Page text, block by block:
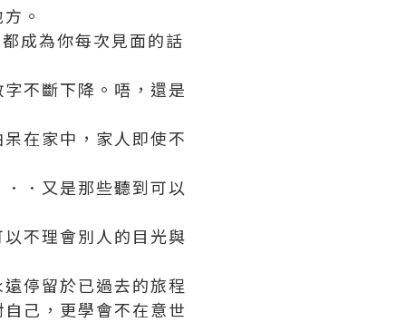
。
成為你每次見面的話
不斷下降。唔，還是
在家中，家人即使不
．又是那些聽到可以
不理會別人的目光與
停留於已過去的旅程
己，更學會不在意世